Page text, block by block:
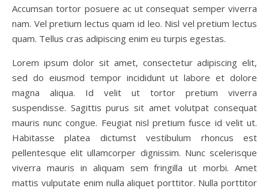
Accumsan tortor posuere ac ut consequat semper viverra
nam. Vel pretium lectus quam id leo. Nisl vel pretium lectus
quam. Tellus cras adipiscing enim eu turpis egestas.
Lorem ipsum dolor sit amet, consectetur adipiscing elit,
sed do eiusmod tempor incididunt ut labore et dolore
magna aliqua. Id velit ut tortor pretium viverra
suspendisse. Sagittis purus sit amet volutpat consequat
mauris nunc congue. Feugiat nisl pretium fusce id velit ut.
Habitasse platea dictumst vestibulum rhoncus est
pellentesque elit ullamcorper dignissim. Nunc scelerisque
viverra mauris in aliquam sem fringilla ut morbi. Amet
mattis vulputate enim nulla aliquet porttitor. Nulla porttitor